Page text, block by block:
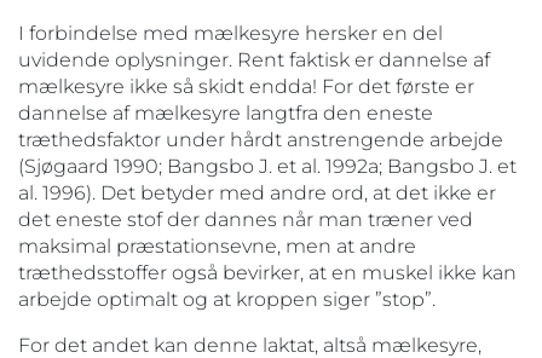
I forbindelse med mælkesyre hersker en del
uvidende oplysninger. Rent faktisk er dannelse af
mælkesyre ikke så skidt endda! For det første er
dannelse af mælkesyre langtfra den eneste
træthedsfaktor under hårdt anstrengende arbejde
(Sjøgaard 1990; Bangsbo J. et al. 1992a; Bangsbo J. et
al. 1996). Det betyder med andre ord, at det ikke er
det eneste stof der dannes når man træner ved
maksimal præstationsevne, men at andre
træthedsstoffer også bevirker, at en muskel ikke kan
arbejde optimalt og at kroppen siger ”stop”.
For det andet kan denne laktat, altså mælkesyre,